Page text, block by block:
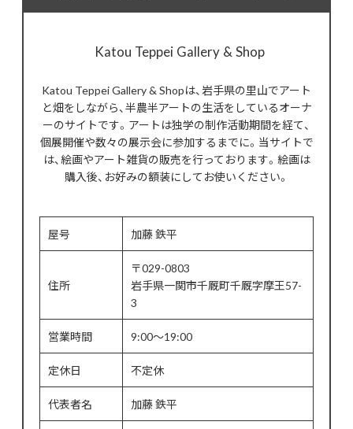
Katou Teppei Gallery & Shop
Katou Teppei Gallery & Shopは、岩手県の里山でアート
と畑をしながら、半農半アートの生活をしているオーナ
ーのサイトです。アートは独学の制作活動期間を経て、
個展開催や数々の展示会に参加するまでに。当サイトで
は、絵画やアート雑貨の販売を行っております。絵画は
購入後、お好みの額装にしてお使いください。
屋号 加藤 鉄平
住所
〒029-0803
岩手県一関市千厩町千厩字摩王57-
3
営業時間 9:00～19:00
定休日 不定休
代表者名 加藤 鉄平